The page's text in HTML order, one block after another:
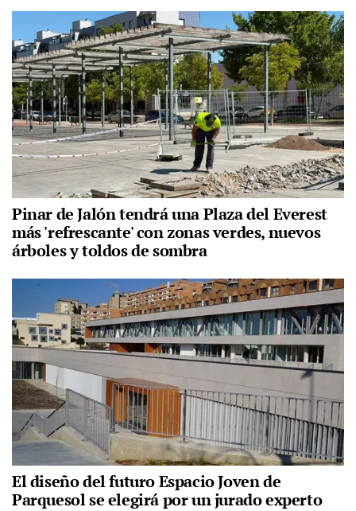
Pinar de Jalón tendrá una Plaza del Everest
más 'refrescante' con zonas verdes, nuevos
árboles y toldos de sombra
El diseño del futuro Espacio Joven de
Parquesol se elegirá por un jurado experto